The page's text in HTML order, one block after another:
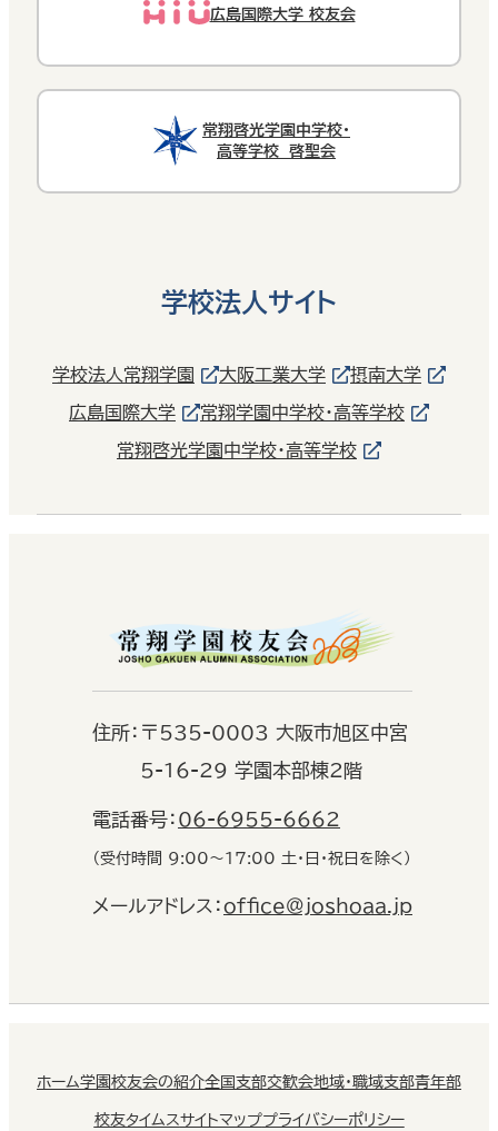
広島国際大学 校友会
常翔啓光学園中学校・
高等学校 啓聖会
学校法人サイト
学校法人常翔学園 大阪工業大学 摂南大学
広島国際大学 常翔学園中学校・高等学校
常翔啓光学園中学校・高等学校
住所： 〒535-0003 大阪市旭区中宮
5-16-29 学園本部棟2階
電話番号： 06-6955-6662
（受付時間 9:00〜17:00 土・日・祝日を除く）
メールアドレス：office@joshoaa.jp
ホーム学園校友会の紹介全国支部交歓会地域・職域支部青年部
校友タイムスサイトマッププライバシーポリシー